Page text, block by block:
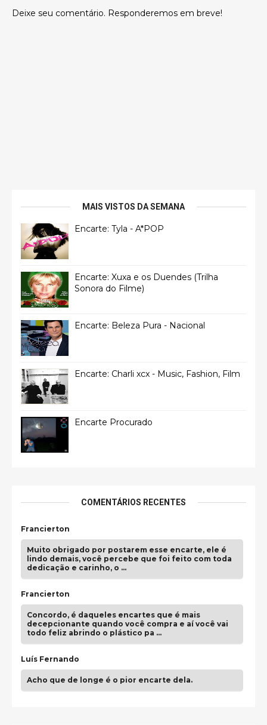
Deixe seu comentário. Responderemos em breve!
MAIS VISTOS DA SEMANA
Encarte: Tyla - A*POP
Encarte: Xuxa e os Duendes (Trilha
Sonora do Filme)
Encarte: Beleza Pura - Nacional
Encarte: Charli xcx - Music, Fashion, Film
Encarte Procurado
COMENTÁRIOS RECENTES
Francierton
Muito obrigado por postarem esse encarte, ele é
lindo demais, você percebe que foi feito com toda
dedicação e carinho, o …
Francierton
Concordo, é daqueles encartes que é mais
decepcionante quando você compra e aí você vai
todo feliz abrindo o plástico pa …
Luís Fernando
Acho que de longe é o pior encarte dela.